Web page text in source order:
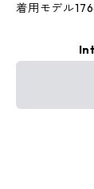
着用モデル